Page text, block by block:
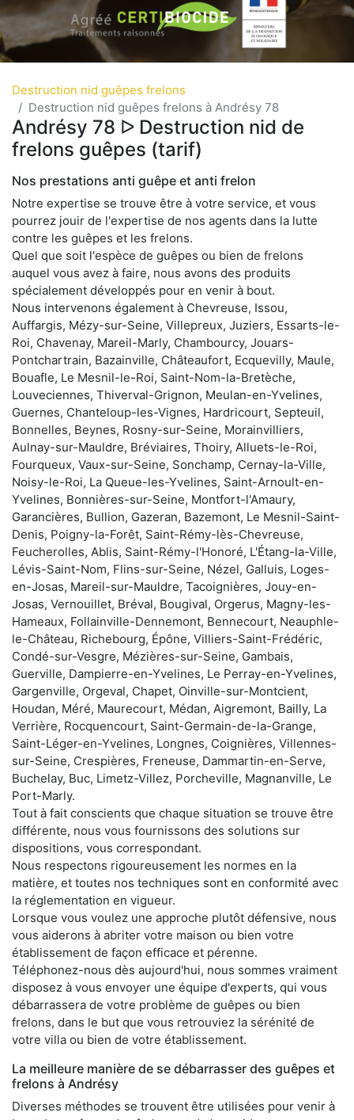
Destruction nid guêpes frelons
Destruction nid guêpes frelons à Andrésy 78
Andrésy 78 ᐅ Destruction nid de
frelons guêpes (tarif)
Nos prestations anti guêpe et anti frelon
Notre expertise se trouve être à votre service, et vous
pourrez jouir de l'expertise de nos agents dans la lutte
contre les guêpes et les frelons.
Quel que soit l'espèce de guêpes ou bien de frelons
auquel vous avez à faire, nous avons des produits
spécialement développés pour en venir à bout.
Nous intervenons également à Chevreuse, Issou,
Auffargis, Mézy-sur-Seine, Villepreux, Juziers, Essarts-le-
Roi, Chavenay, Mareil-Marly, Chambourcy, Jouars-
Pontchartrain, Bazainville, Châteaufort, Ecquevilly, Maule,
Bouafle, Le Mesnil-le-Roi, Saint-Nom-la-Bretèche,
Louveciennes, Thiverval-Grignon, Meulan-en-Yvelines,
Guernes, Chanteloup-les-Vignes, Hardricourt, Septeuil,
Bonnelles, Beynes, Rosny-sur-Seine, Morainvilliers,
Aulnay-sur-Mauldre, Bréviaires, Thoiry, Alluets-le-Roi,
Fourqueux, Vaux-sur-Seine, Sonchamp, Cernay-la-Ville,
Noisy-le-Roi, La Queue-les-Yvelines, Saint-Arnoult-en-
Yvelines, Bonnières-sur-Seine, Montfort-l'Amaury,
Garancières, Bullion, Gazeran, Bazemont, Le Mesnil-Saint-
Denis, Poigny-la-Forêt, Saint-Rémy-lès-Chevreuse,
Feucherolles, Ablis, Saint-Rémy-l'Honoré, L'Étang-la-Ville,
Lévis-Saint-Nom, Flins-sur-Seine, Nézel, Galluis, Loges-
en-Josas, Mareil-sur-Mauldre, Tacoignières, Jouy-en-
Josas, Vernouillet, Bréval, Bougival, Orgerus, Magny-les-
Hameaux, Follainville-Dennemont, Bennecourt, Neauphle-
le-Château, Richebourg, Épône, Villiers-Saint-Frédéric,
Condé-sur-Vesgre, Mézières-sur-Seine, Gambais,
Guerville, Dampierre-en-Yvelines, Le Perray-en-Yvelines,
Gargenville, Orgeval, Chapet, Oinville-sur-Montcient,
Houdan, Méré, Maurecourt, Médan, Aigremont, Bailly, La
Verrière, Rocquencourt, Saint-Germain-de-la-Grange,
Saint-Léger-en-Yvelines, Longnes, Coignières, Villennes-
sur-Seine, Crespières, Freneuse, Dammartin-en-Serve,
Buchelay, Buc, Limetz-Villez, Porcheville, Magnanville, Le
Port-Marly.
Tout à fait conscients que chaque situation se trouve être
différente, nous vous fournissons des solutions sur
dispositions, vous correspondant.
Nous respectons rigoureusement les normes en la
matière, et toutes nos techniques sont en conformité avec
la réglementation en vigueur.
Lorsque vous voulez une approche plutôt défensive, nous
vous aiderons à abriter votre maison ou bien votre
établissement de façon efficace et pérenne.
Téléphonez-nous dès aujourd'hui, nous sommes vraiment
disposez à vous envoyer une équipe d'experts, qui vous
débarrassera de votre problème de guêpes ou bien
frelons, dans le but que vous retrouviez la sérénité de
votre villa ou bien de votre établissement.
La meilleure manière de se débarrasser des guêpes et
frelons à Andrésy
Diverses méthodes se trouvent être utilisées pour venir à